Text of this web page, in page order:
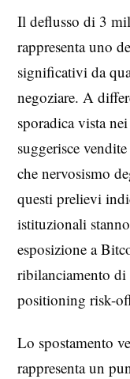
Il deflusso di 3
rappresenta uno
significativi da
negoziare. A
sporadica vista
suggerisce
che nervosismo
questi prelievi
istituzionali
esposizione a
ribilanciamento
positioning risk-
Lo spostamento
rappresenta un